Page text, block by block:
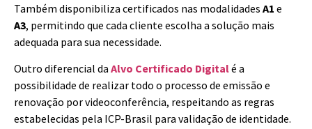
Também disponibiliza certificados nas modalidades A1 e
A3, permitindo que cada cliente escolha a solução mais
adequada para sua necessidade.
Outro diferencial da Alvo Certificado Digitalé a
possibilidade de realizar todo o processo de emissão e
renovação por videoconferência, respeitando as regras
estabelecidas pela ICP-Brasil para validação de identidade.